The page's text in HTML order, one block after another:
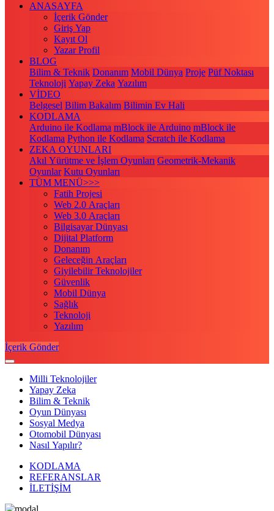
ANASAYFA
İçerik Gönder
Giriş Yap
Kayıt Ol
Yazar Profil
BLOG
Bilim & Teknik Donanım Mobil Dünya Proje Püf Noktası
Teknoloji Yapay Zeka Yazılım
VİDEO
Belgesel Bilim Bakalım Bilimin Ev Hali
KODLAMA
Arduino ile Kodlama mBlock ile Arduino mBlock ile
Kodlama Python ile Kodlama Scratch ile Kodlama
ZEKA OYUNLARI
Akıl Yürütme ve İşlem Oyunları Geometrik-Mekanik
Oyunlar Kutu Oyunları
TÜM MENÜ>>>
Fatih Projesi
Web 2.0 Araçları
Web 3.0 Araçları
Bilgisayar Dünyası
Dijital Platform
Donanım
Geleceğin Araçları
Giyilebilir Teknolojiler
Güvenlik
Mobil Dünya
Sağlık
Teknoloji
Yazılım
İçerik Gönder
Milli Teknolojiler
Yapay Zeka
Bilim & Teknik
Oyun Dünyası
Sosyal Medya
Otomobil Dünyası
Nasıl Yapılır?
KODLAMA
REFERANSLAR
İLETİŞİM